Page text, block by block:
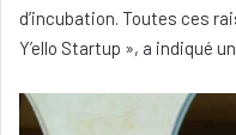
d’incubation. Toutes ces
Y’ello Startup », a indiqué